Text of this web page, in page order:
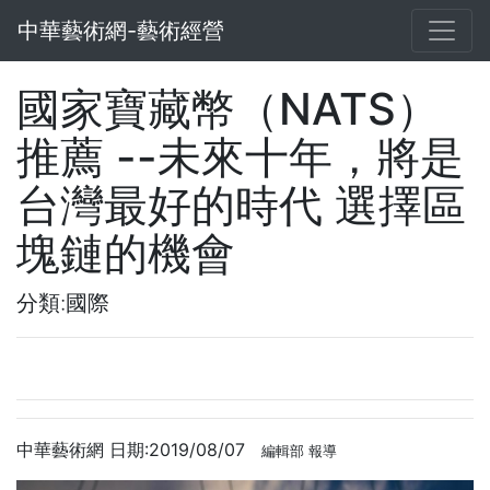
中華藝術網-藝術經營
國家寶藏幣（NATS）
推薦 --未來十年，將是
台灣最好的時代 選擇區
塊鏈的機會
分類:國際
中華藝術網 日期:2019/08/07 編輯部 報導